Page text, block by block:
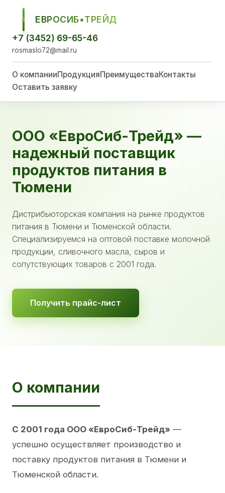
ЕСТ
ЕВРОСИБ•ТРЕЙД
+7 (3452) 69-65-46
rosmaslo72@mail.ru
О компанииПродукцияПреимуществаКонтакты
Оставить заявку
ООО «ЕвроСиб-Трейд» —
надежный поставщик
продуктов питания в
Тюмени
Дистрибьюторская компания на рынке продуктов
питания в Тюмени и Тюменской области.
Специализируемся на оптовой поставке молочной
продукции, сливочного масла, сыров и
сопутствующих товаров с 2001 года.
Получить прайс-лист
О компании
С 2001 года ООО «ЕвроСиб-Трейд» —
успешно осуществляет производство и
поставку продуктов питания в Тюмени и
Тюменской области.